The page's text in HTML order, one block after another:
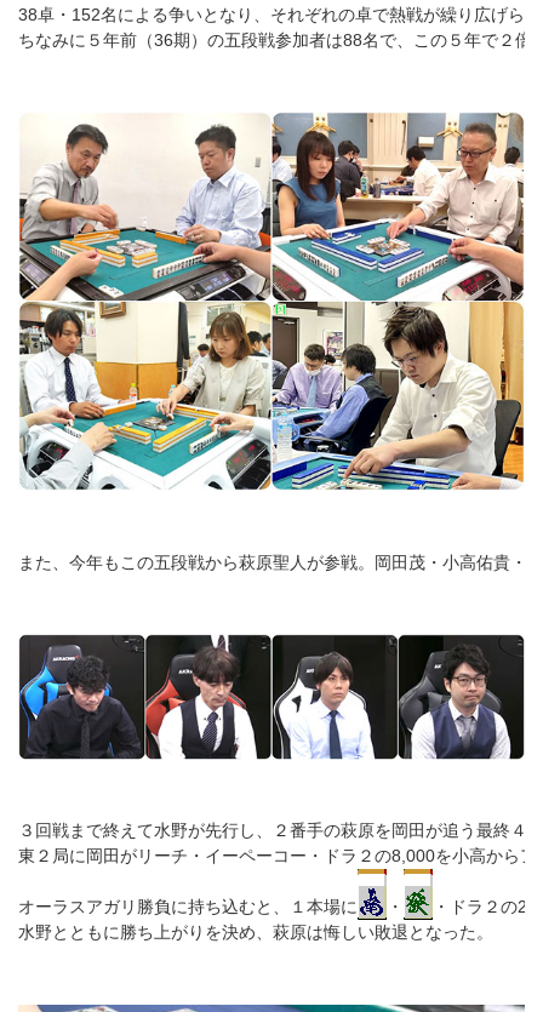
38卓・152名による争いとなり、それぞれの卓で熱戦が繰り広げら
ちなみに５年前（36期）の五段戦参加者は88名で、この５年で２倍
また、今年もこの五段戦から萩原聖人が参戦。岡田茂・小高佑貴・
３回戦まで終えて水野が先行し、２番手の萩原を岡田が追う最終４
東２局に岡田がリーチ・イーペーコー・ドラ２の8,000を小高からア
オーラスアガリ勝負に持ち込むと、１本場に ・
・ドラ２の
水野とともに勝ち上がりを決め、萩原は悔しい敗退となった。